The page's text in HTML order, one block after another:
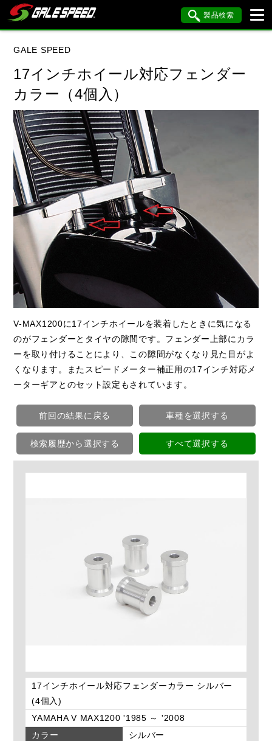
製品検索
YAMAHA
閉じる
GALE SPEED
17インチホイール対応フェンダー
カラー（4個入）
V-MAX1200に17インチホイールを装着したときに気になる
のがフェンダーとタイヤの隙間です。フェンダー上部にカラ
ーを取り付けることにより、この隙間がなくなり見た目がよ
くなります。またスピードメーター補正用の17インチ対応メ
ーターギアとのセット設定もされています。
前回の結果に戻る 車種を選択する
検索履歴から選択する すべて選択する
17インチホイール対応フェンダーカラー シルバー
(4個入)
YAMAHA V MAX1200 '1985 ～ '2008
カラー
シルバー